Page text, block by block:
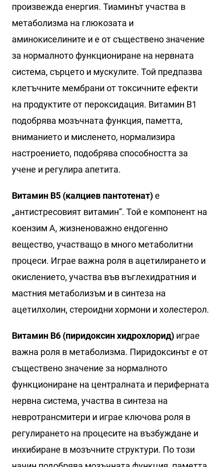
произвежда енергия. Тиаминът участва в
метаболизма на глюкозата и
аминокиселините и е от съществено значение
за нормалното функциониране на нервната
система, сърцето и мускулите. Той предпазва
клетъчните мембрани от токсичните ефекти
на продуктите от пероксидация. Витамин B1
подобрява мозъчната функция, паметта,
вниманието и мисленето, нормализира
настроението, подобрява способността за
учене и регулира апетита.
Витамин B5 (калциев пантотенат)е
„антистресовият витамин“. Той е компонент на
коензим А, жизненоважно ендогенно
вещество, участващо в много метаболитни
процеси. Играе важна роля в ацетилирането и
окислението, участва във въглехидратния и
мастния метаболизъм и в синтеза на
ацетилхолин, стероидни хормони и холестерол.
Витамин B6 (пиридоксин хидрохлорид) играе
важна роля в метаболизма. Пиридоксинът е от
съществено значение за нормалното
функциониране на централната и периферната
нервна система, участва в синтеза на
невротрансмитери и играе ключова роля в
регулирането на процесите на възбуждане и
инхибиране в мозъчните структури. По този